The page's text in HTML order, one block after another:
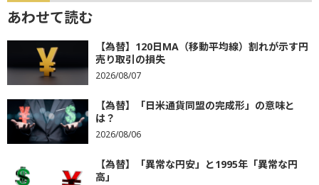
あわせて読む
【為替】120日MA（移動平均線）割れが示す円
売り取引の損失
2026/08/07
【為替】「日米通貨同盟の完成形」の意味と
は？
2026/08/06
【為替】「異常な円安」と1995年「異常な円
高」